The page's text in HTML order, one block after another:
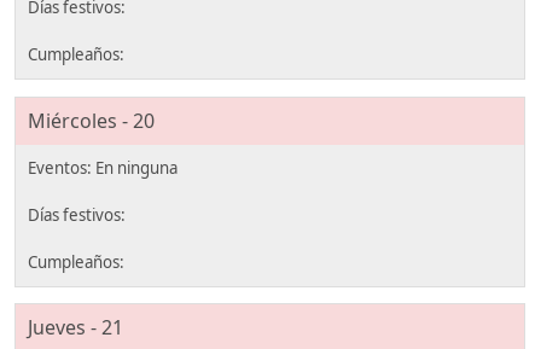
Miércoles - 20
Jueves - 21